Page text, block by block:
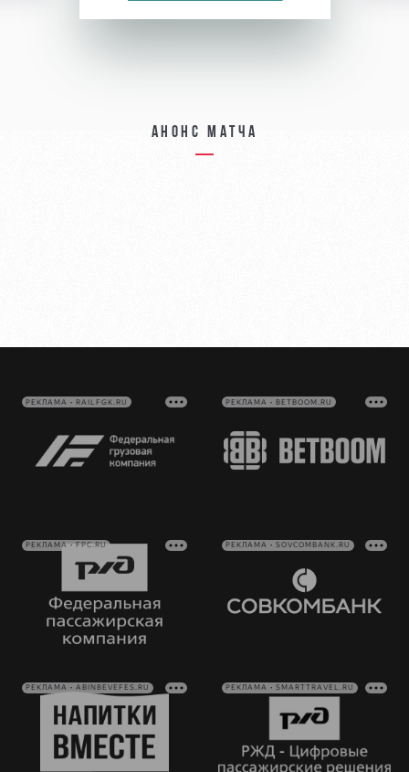
Анонс матча
РЕКЛАМА • RAILFGK.RU РЕКЛАМА • BETBOOM.RU
РЕКЛАМА • FPC.RU РЕКЛАМА • SOVCOMBANK.RU
РЕКЛАМА • ABINBEVEFES.RU РЕКЛАМА • SMARTTRAVEL.RU